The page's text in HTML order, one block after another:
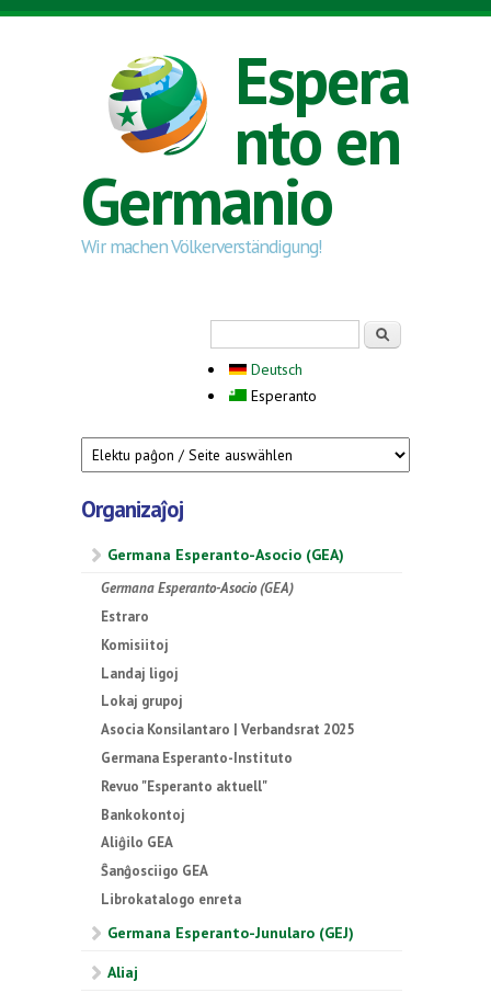
Skip to main content
Espera
nto en
Germanio
Wir machen Völkerverständigung!
Deutsch
Esperanto
Organizaĵoj
Germana Esperanto-Asocio (GEA)
Germana Esperanto-Asocio (GEA)
Estraro
Komisiitoj
Landaj ligoj
Lokaj grupoj
Asocia Konsilantaro | Verbandsrat 2025
Germana Esperanto-Instituto
Revuo "Esperanto aktuell"
Bankokontoj
Aliĝilo GEA
Ŝanĝosciigo GEA
Librokatalogo enreta
Germana Esperanto-Junularo (GEJ)
Aliaj